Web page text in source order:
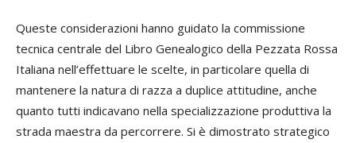
Queste considerazioni hanno guidato la commissione
tecnica centrale del Libro Genealogico della Pezzata Rossa
Italiana nell’effettuare le scelte, in particolare quella di
mantenere la natura di razza a duplice attitudine, anche
quanto tutti indicavano nella specializzazione produttiva la
strada maestra da percorrere. Si è dimostrato strategico